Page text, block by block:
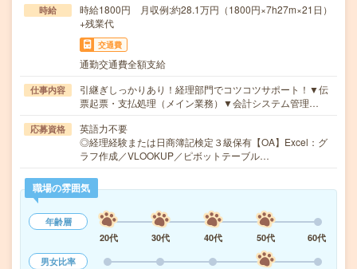
時給
時給1800円 月収例:約28.1万円（1800円×7h27m×21日）
+残業代
交通費
通勤交通費全額支給
仕事内容
引継ぎしっかりあり！経理部門でコツコツサポート！▼伝
票起票・支払処理（メイン業務）▼会計システム管理…
応募資格
英語力不要
◎経理経験または日商簿記検定３級保有【OA】Excel：グ
ラフ作成／VLOOKUP／ピボットテーブル…
職場の雰囲気
年齢層
20代
30代 40代 50代
60代
男女比率